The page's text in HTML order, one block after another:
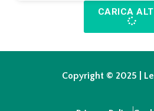
CARICA
Copyright © 2025 | Le